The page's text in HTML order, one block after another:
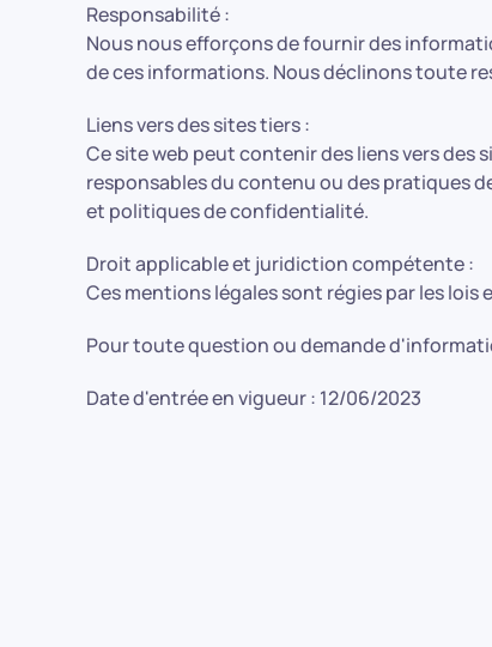
Responsabilité :
Nous nous efforçons de fournir des
de ces informations. Nous déclinons toute
Liens vers des sites tiers :
Ce site web peut contenir des liens vers des
responsables du contenu ou des pratiques
et politiques de confidentialité.
Droit applicable et juridiction compétente :
Ces mentions légales sont régies par les
Pour toute question ou demande
Date d'entrée en vigueur : 12/06/2023